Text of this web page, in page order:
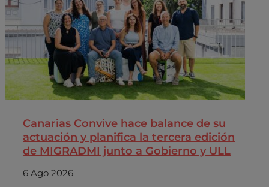
Canarias Convive hace balance de su
actuación y planifica la tercera edición
de MIGRADMI junto a Gobierno y ULL
6 Ago 2026